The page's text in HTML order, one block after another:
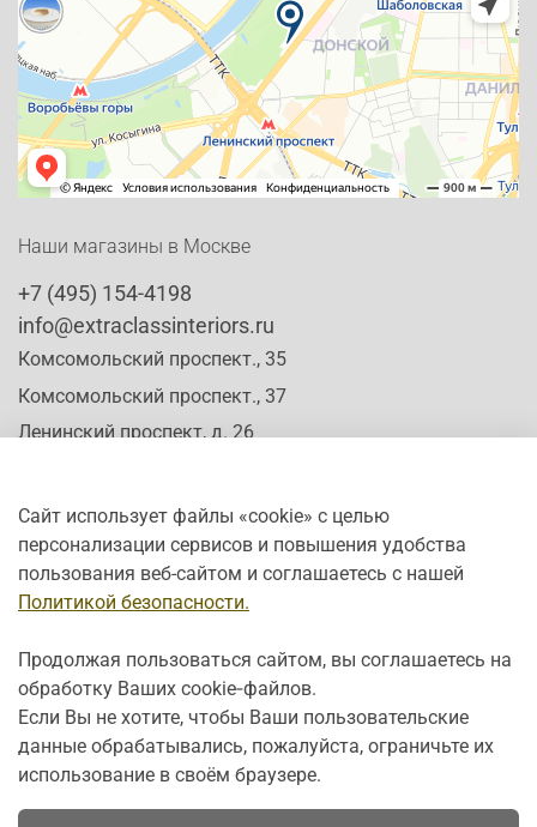
Наши магазины в Москве
+7 (495) 154-4198
info@extraclassinteriors.ru
Комсомольский проспект., 35
Комсомольский проспект., 37
Ленинский проспект, д. 26
Время работы:
Пн-Сб: c 10:00 - 20:00
Вс: с 12:00 - 19:00
Сайт использует файлы «cookie» с целью
персонализации сервисов и повышения удобства
пользования веб-сайтом и соглашаетесь с нашей
Политикой безопасности.
Продолжая пользоваться сайтом, вы соглашаетесь на
обработку Ваших cookie‑файлов.
Если Вы не хотите, чтобы Ваши пользовательские
данные обрабатывались, пожалуйста, ограничьте их
использование в своём браузере.